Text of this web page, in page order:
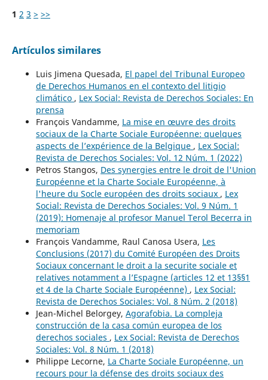
1 2 3 > >>
Artículos similares
Luis Jimena Quesada, El papel del Tribunal Europeo
de Derechos Humanos en el contexto del litigio
climático , Lex Social: Revista de Derechos Sociales: En
prensa
François Vandamme, La mise en œuvre des droits
sociaux de la Charte Sociale Européenne: quelques
aspects de l’expérience de la Belgique , Lex Social:
Revista de Derechos Sociales: Vol. 12 Núm. 1 (2022)
Petros Stangos, Des synergies entre le droit de l'Union
Européenne et la Charte Sociale Européenne, à
l'heure du Socle européen des droits sociaux , Lex
Social: Revista de Derechos Sociales: Vol. 9 Núm. 1
(2019): Homenaje al profesor Manuel Terol Becerra in
memoriam
François Vandamme, Raul Canosa Usera, Les
Conclusions (2017) du Comité Européen des Droits
Sociaux concernant le droit a la securite sociale et
relatives notamment a l’Espagne (articles 12 et 13§§1
et 4 de la Charte Sociale Européenne) , Lex Social:
Revista de Derechos Sociales: Vol. 8 Núm. 2 (2018)
Jean-Michel Belorgey, Agorafobia. La compleja
construcción de la casa común europea de los
derechos sociales , Lex Social: Revista de Derechos
Sociales: Vol. 8 Núm. 1 (2018)
Philippe Lecorne, La Charte Sociale Européenne, un
recours pour la défense des droits sociaux des